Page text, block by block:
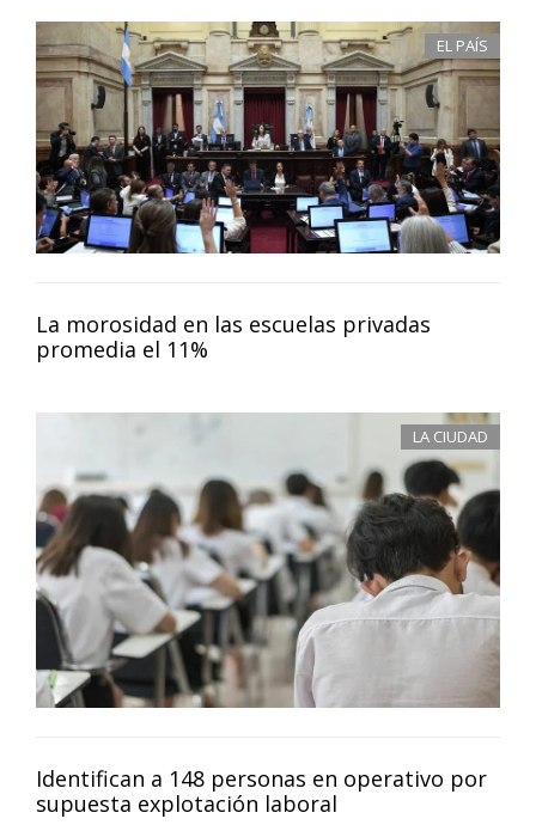
EL PAÍS
La morosidad en las escuelas privadas
promedia el 11%
LA CIUDAD
Identifican a 148 personas en operativo por
supuesta explotación laboral